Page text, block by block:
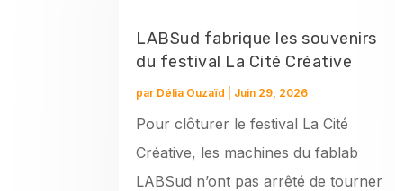
LABSud fabrique les souvenirs
du festival La Cité Créative
par Délia Ouzaïd Juin 29, 2026
Pour clôturer le festival La Cité
Créative, les machines du fablab
LABSud n’ont pas arrêté de tourner